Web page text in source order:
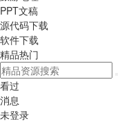
PPT文稿
源代码下载
软件下载
精品热门
看过
消息
未登录